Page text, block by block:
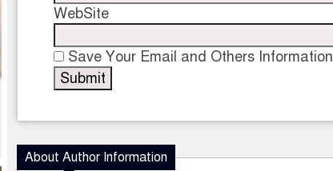
WebSite
Save Your Email and Others Information
About Author Information